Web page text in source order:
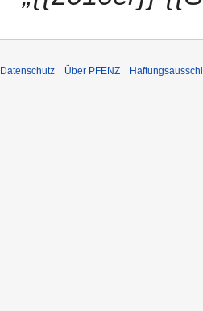
2
Datenschutz Über PFENZ